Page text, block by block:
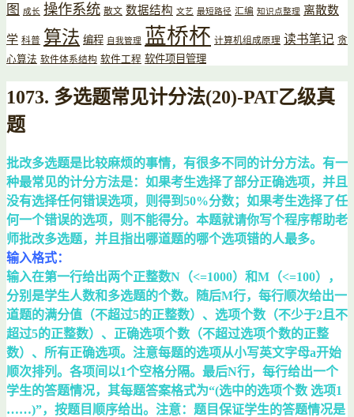
图
成长 操作系统 散文 数据结构 文艺 最短路径 汇编 知识点整理 离散数
学 科普 算法 编程 自我管理 蓝桥杯 计算机组成原理 读书笔记 贪
心算法 软件体系结构 软件工程 软件项目管理
1073. 多选题常见计分法(20)-PAT乙级真
题
批改多选题是比较麻烦的事情，有很多不同的计分方法。有一
种最常见的计分方法是：如果考生选择了部分正确选项，并且
没有选择任何错误选项，则得到50%分数；如果考生选择了任
何一个错误的选项，则不能得分。本题就请你写个程序帮助老
师批改多选题，并且指出哪道题的哪个选项错的人最多。
输入格式：
输入在第一行给出两个正整数N（<=1000）和M（<=100），
分别是学生人数和多选题的个数。随后M行，每行顺次给出一
道题的满分值（不超过5的正整数）、选项个数（不少于2且不
超过5的正整数）、正确选项个数（不超过选项个数的正整
数）、所有正确选项。注意每题的选项从小写英文字母a开始
顺次排列。各项间以1个空格分隔。最后N行，每行给出一个
学生的答题情况，其每题答案格式为“(选中的选项个数 选项1
……)”，按题目顺序给出。注意：题目保证学生的答题情况是